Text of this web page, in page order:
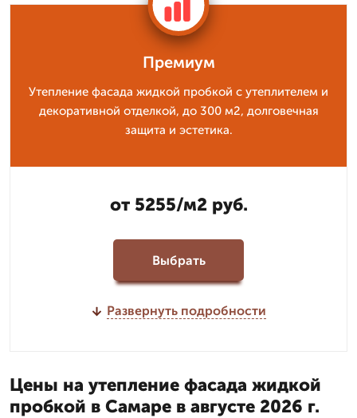
Премиум
Утепление фасада жидкой пробкой с утеплителем и
декоративной отделкой, до 300 м2, долговечная
защита и эстетика.
от 5255/м2 руб.
Выбрать
Развернуть подробности
Цены на утепление фасада жидкой
пробкой в Самаре в августе 2026 г.